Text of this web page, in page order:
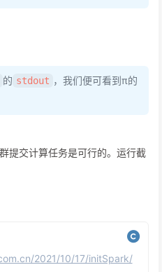
的 stdout ，我们便可看到π的